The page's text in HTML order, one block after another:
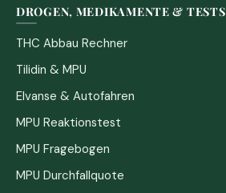
DROGEN, MEDIKAMENTE & TESTS
THC Abbau Rechner
Tilidin & MPU
Elvanse & Autofahren
MPU Reaktionstest
MPU Fragebogen
MPU Durchfallquote